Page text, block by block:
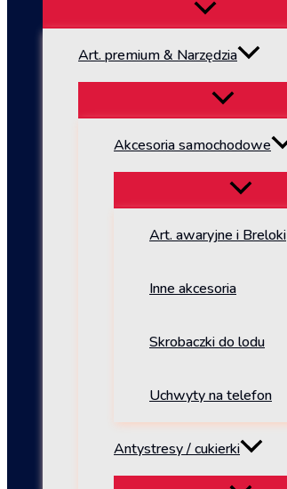
Art. premium & Narzędzia
Akcesoria samochodowe
Art. awaryjne i Breloki
Inne akcesoria
Skrobaczki do lodu
Uchwyty na telefon
Antystresy / cukierki